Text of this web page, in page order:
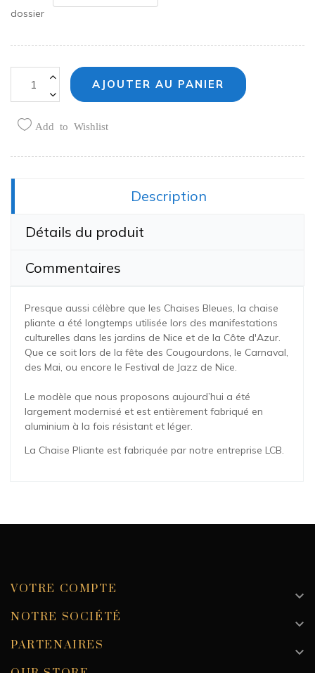
dossier
AJOUTER AU PANIER
Add to Wishlist
Description
Détails du produit
Commentaires
Presque aussi célèbre que les Chaises Bleues, la chaise
pliante a été longtemps utilisée lors des manifestations
culturelles dans les jardins de Nice et de la Côte d'Azur.
Que ce soit lors de la fête des Cougourdons, le Carnaval,
des Mai, ou encore le Festival de Jazz de Nice.
Le modèle que nous proposons aujourd’hui a été
largement modernisé et est entièrement fabriqué en
aluminium à la fois résistant et léger.
La Chaise Pliante est fabriquée par notre entreprise LCB.
Poids
VOTRE COMPTE 
NOTRE SOCIÉTÉ 
PARTENAIRES 